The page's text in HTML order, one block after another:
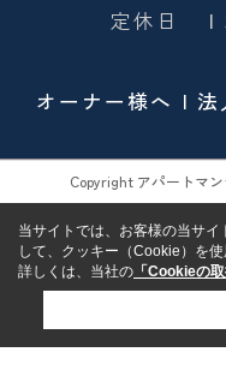
定休日
|
オーナー様へ 法
Copyright アパートマ
当サイトでは、お客様の当サ
して、クッキー（Cookie）を使
詳しくは、当社の 「Cookieの